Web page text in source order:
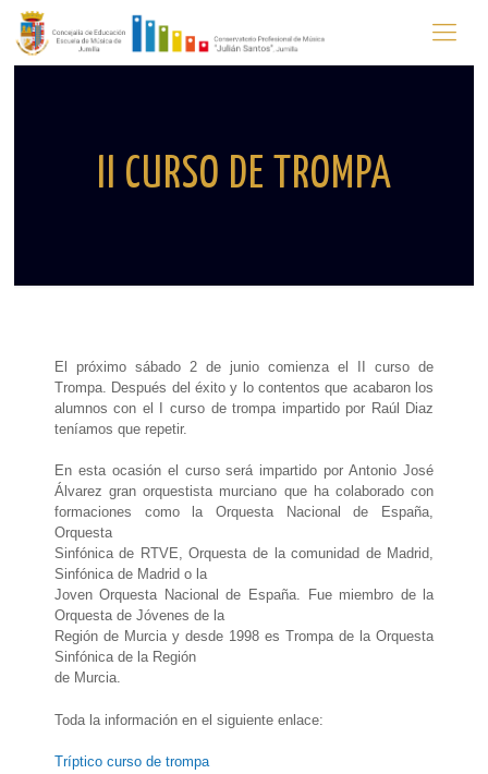
II CURSO DE TROMPA
El próximo sábado 2 de junio comienza el II curso de
Trompa. Después del éxito y lo contentos que acabaron los
alumnos con el I curso de trompa impartido por Raúl Diaz
teníamos que repetir.
En esta ocasión el curso será impartido por Antonio José
Álvarez gran orquestista murciano que ha colaboradocon
formaciones como la Orquesta Nacional de España,
Orquesta
Sinfónica de RTVE, Orquesta de la comunidad de Madrid,
Sinfónica de Madrid o la
Joven Orquesta Nacional de España. Fue miembro de la
Orquesta de Jóvenes de la
Región de Murcia y desde 1998 es Trompa de la Orquesta
Sinfónica de la Región
de Murcia.
Toda la información en el siguiente enlace:
Tríptico curso de trompa